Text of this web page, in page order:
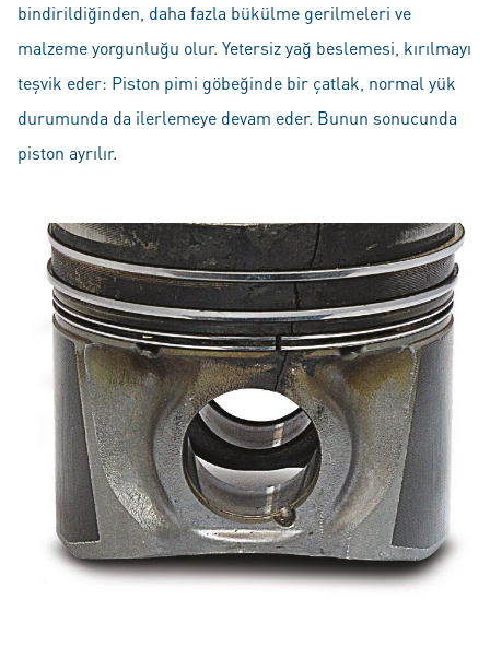
bindirildiğinden, daha fazla bükülme gerilmeleri ve
malzeme yorgunluğu olur. Yetersiz yağ beslemesi, kırılmayı
teşvik eder: Piston pimi göbeğinde bir çatlak, normal yük
durumunda da ilerlemeye devam eder. Bunun sonucunda
piston ayrılır.